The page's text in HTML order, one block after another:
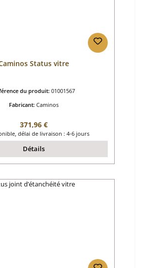
Status vitre
du produit: 01001567
Fabricant: Caminos
Prix régulier :
371,96 €
délai de livraison : 4-6 jours
Détails